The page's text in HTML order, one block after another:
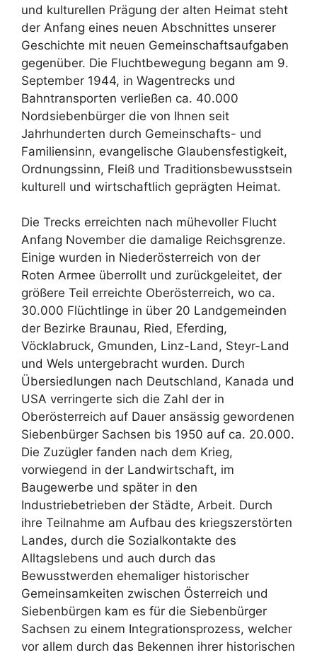
und kulturellen Prägung der alten Heimat steht
der Anfang eines neuen Abschnittes unserer
Geschichte mit neuen Gemeinschaftsaufgaben
gegenüber. Die Fluchtbewegung begann am 9.
September 1944, in Wagentrecks und
Bahntransporten verließen ca. 40.000
Nordsiebenbürger die von Ihnen seit
Jahrhunderten durch Gemeinschafts- und
Familiensinn, evangelische Glaubensfestigkeit,
Ordnungssinn, Fleiß und Traditionsbewusstsein
kulturell und wirtschaftlich geprägten Heimat.
Die Trecks erreichten nach mühevoller Flucht
Anfang November die damalige Reichsgrenze.
Einige wurden in Niederösterreich von der
Roten Armee überrollt und zurückgeleitet, der
größere Teil erreichte Oberösterreich, wo ca.
30.000 Flüchtlinge in über 20 Landgemeinden
der Bezirke Braunau, Ried, Eferding,
Vöcklabruck, Gmunden, Linz-Land, Steyr-Land
und Wels untergebracht wurden. Durch
Übersiedlungen nach Deutschland, Kanada und
USA verringerte sich die Zahl der in
Oberösterreich auf Dauer ansässig gewordenen
Siebenbürger Sachsen bis 1950 auf ca. 20.000.
Die Zuzügler fanden nach dem Krieg,
vorwiegend in der Landwirtschaft, im
Baugewerbe und später in den
Industriebetrieben der Städte, Arbeit. Durch
ihre Teilnahme am Aufbau des kriegszerstörten
Landes, durch die Sozialkontakte des
Alltagslebens und auch durch das
Bewusstwerden ehemaliger historischer
Gemeinsamkeiten zwischen Österreich und
Siebenbürgen kam es für die Siebenbürger
Sachsen zu einem Integrationsprozess, welcher
vor allem durch das Bekennen ihrer historischen